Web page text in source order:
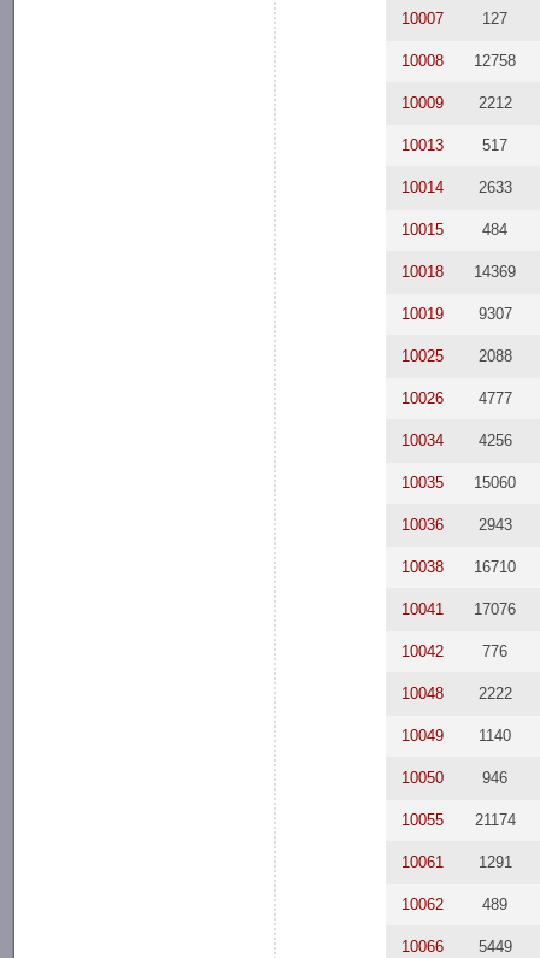
10007 127
10008 12758
10009 2212
10013 517
10014 2633
10015 484
10018 14369
10019 9307
10025 2088
10026 4777
10034 4256
10035 15060
10036 2943
10038 16710
10041 17076
10042 776
10048 2222
10049 1140
10050 946
10055 21174
10061 1291
10062 489
10066 5449